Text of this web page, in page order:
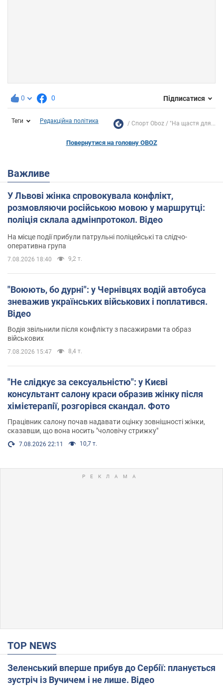
0 0 Підписатися
Теги Редакційна політика Спорт Oboz "На щастя для...
Повернутися на головну OBOZ
Важливе
У Львові жінка спровокувала конфлікт,
розмовляючи російською мовою у маршрутці:
поліція склала адмінпротокол. Відео
На місце події прибули патрульні поліцейські та слідчо-
оперативна група
7.08.2026 18:40 9,2 т.
"Воюють, бо дурні": у Чернівцях водій автобуса
зневажив українських військових і поплатився.
Відео
Водія звільнили після конфлікту з пасажирами та образ
військових
7.08.2026 15:47 8,4 т.
"Не слідкує за сексуальністю": у Києві
консультант салону краси образив жінку після
хімієтерапії, розгорівся скандал. Фото
Працівник салону почав надавати оцінку зовнішності жінки,
сказавши, що вона носить "чоловічу стрижку"
7.08.2026 22:11 10,7 т.
TOP NEWS
Зеленський вперше прибув до Сербії: планується
зустріч із Вучичем і не лише. Відео